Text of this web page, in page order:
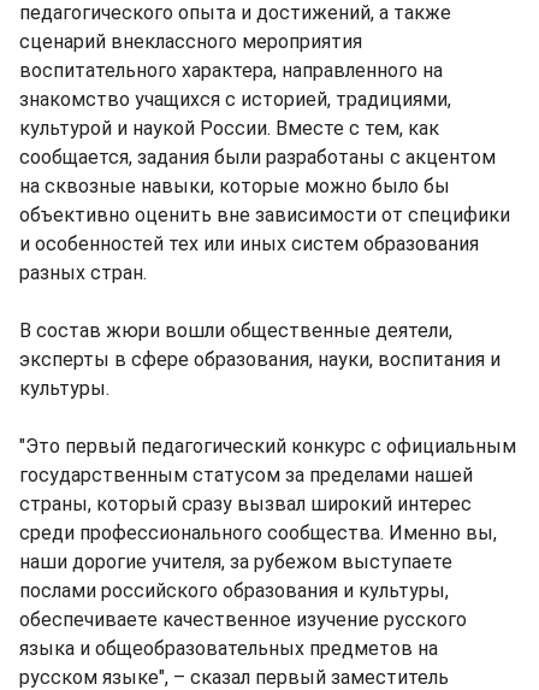
педагогического опыта и достижений, а также
сценарий внеклассного мероприятия
воспитательного характера, направленного на
знакомство учащихся с историей, традициями,
культурой и наукой России. Вместе с тем, как
сообщается, задания были разработаны с акцентом
на сквозные навыки, которые можно было бы
объективно оценить вне зависимости от специфики
и особенностей тех или иных систем образования
разных стран.
В состав жюри вошли общественные деятели,
эксперты в сфере образования, науки, воспитания и
культуры.
"Это первый педагогический конкурс с официальным
государственным статусом за пределами нашей
страны, который сразу вызвал широкий интерес
среди профессионального сообщества. Именно вы,
наши дорогие учителя, за рубежом выступаете
послами российского образования и культуры,
обеспечиваете качественное изучение русского
языка и общеобразовательных предметов на
русском языке", – сказал первый заместитель